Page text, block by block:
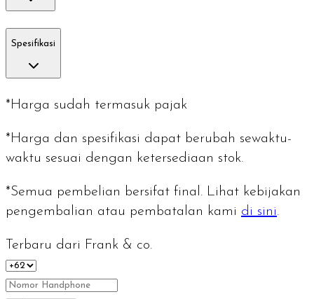
Spesifikasi
*Harga sudah termasuk pajak
*Harga dan spesifikasi dapat berubah sewaktu-
waktu sesuai dengan ketersediaan stok.
*Semua pembelian bersifat final. Lihat kebijakan
pengembalian atau pembatalan kami di sini.
Terbaru dari Frank & co.